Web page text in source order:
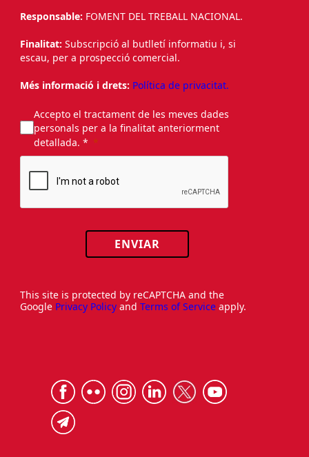
Responsable: FOMENT DEL TREBALL NACIONAL.
Finalitat: Subscripció al butlletí informatiu i, si
escau, per a prospecció comercial.
Més informació i drets: Política de privacitat.
Accepto el tractament de les meves dades
personals per a la finalitat anteriorment
detallada. *
ENVIAR
This site is protected by reCAPTCHA and the
Google Privacy Policy and Terms of Service apply.